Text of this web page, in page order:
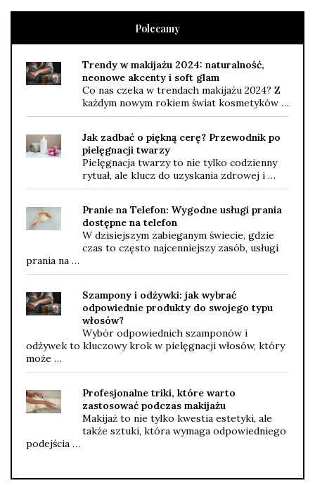
Polecamy
Trendy w makijażu 2024: naturalność,
neonowe akcenty i soft glam
Co nas czeka w trendach makijażu 2024? Z
każdym nowym rokiem świat kosmetyków …
Jak zadbać o piękną cerę? Przewodnik po
pielęgnacji twarzy
Pielęgnacja twarzy to nie tylko codzienny
rytuał, ale klucz do uzyskania zdrowej i …
Pranie na Telefon: Wygodne usługi prania
dostępne na telefon
W dzisiejszym zabieganym świecie, gdzie
czas to często najcenniejszy zasób, usługi
prania na …
Szampony i odżywki: jak wybrać
odpowiednie produkty do swojego typu
włosów?
Wybór odpowiednich szamponów i
odżywek to kluczowy krok w pielęgnacji włosów, który
może …
Profesjonalne triki, które warto
zastosować podczas makijażu
Makijaż to nie tylko kwestia estetyki, ale
także sztuki, która wymaga odpowiedniego
podejścia …